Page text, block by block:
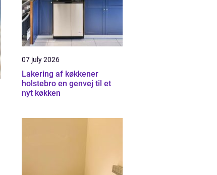
07 july 2026
Lakering af køkkener
holstebro en genvej til et
nyt køkken